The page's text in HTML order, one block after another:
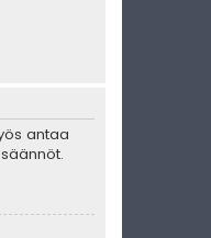
antaa